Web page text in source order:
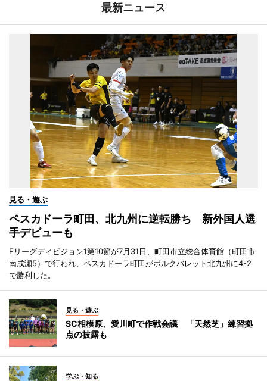
最新ニュース
見る・遊ぶ
ペスカドーラ町田、北九州に逆転勝ち 新外国人選
手デビューも
Fリーグディビジョン1第10節が7月31日、町田市立総合体育館（町田市
南成瀬5）で行われ、ペスカドーラ町田がボルクバレット北九州に4-2
で勝利した。
見る・遊ぶ
SC相模原、愛川町で作戦会議 「天然芝」練習拠
点の披露も
学ぶ・知る